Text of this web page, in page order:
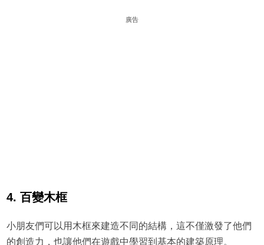
廣告
4. 百變木框
小朋友們可以用木框來建造不同的結構，這不僅激發了他們
的創造力，也讓他們在遊戲中學習到基本的建築原理。